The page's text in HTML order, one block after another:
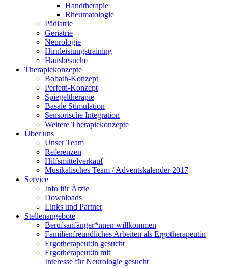
Handtherapie
Rheumatologie
Pädiatrie
Geriatrie
Neurologie
Hirnleistungstraining
Hausbesuche
Therapiekonzepte
Bobath-Konzept
Perfetti-Konzept
Spiegeltherapie
Basale Stimulation
Sensorische Integration
Weitere Therapiekonzepte
Über uns
Unser Team
Referenzen
Hilfsmittelverkauf
Musikalisches Team / Adventskalender 2017
Service
Info für Ärzte
Downloads
Links und Partner
Stellenangebote
Berufsanfänger*nnen willkommen
Familienfreundliches Arbeiten als Ergotherapeutin
Ergotherapeut:in gesucht
Ergotherapeut:in mit
Interesse für Neurologie gesucht